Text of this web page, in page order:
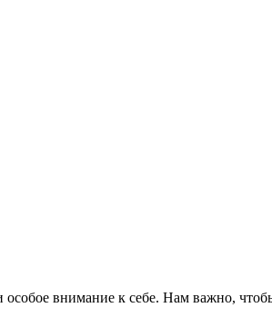
внимание к себе. Нам важно,